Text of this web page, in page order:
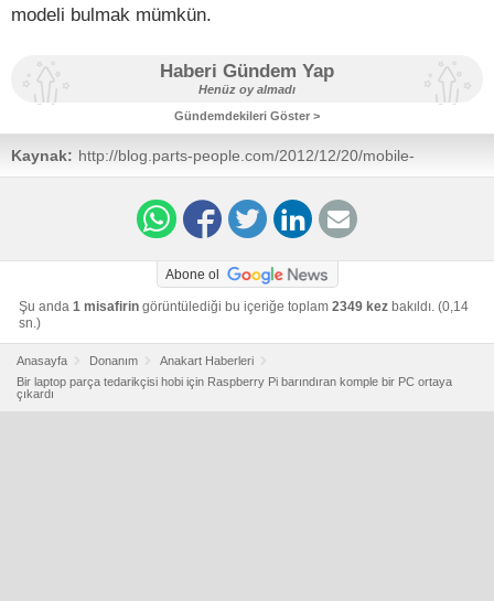
modeli bulmak mümkün.
Haberi Gündem Yap
Henüz oy almadı
Gündemdekileri Göster >
Kaynak: http://blog.parts-people.com/2012/12/20/mobile-
raspberry-pi-computer-build-your-own-portable-rpi-to-go/
Abone ol
Şu anda 1 misafirin görüntülediği bu içeriğe toplam 2349 kez bakıldı. (0,14
sn.)
Anasayfa Donanım
Anakart Haberleri
Bir laptop parça tedarikçisi hobi için Raspberry Pi barındıran komple bir PC ortaya
çıkardı